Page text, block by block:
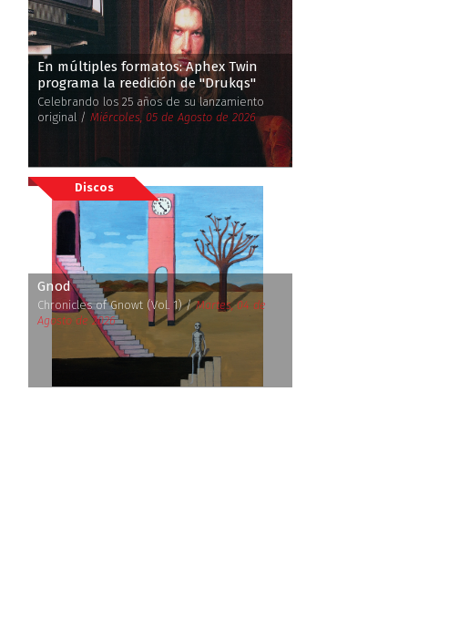
En múltiples formatos: Aphex Twin
programa la reedición de ''Drukqs''
Celebrando los 25 años de su lanzamiento
original /Miércoles, 05 de Agosto de 2026
Discos
Gnod
Chronicles of Gnowt (Vol. 1) /Martes, 04 de
Agosto de 2026